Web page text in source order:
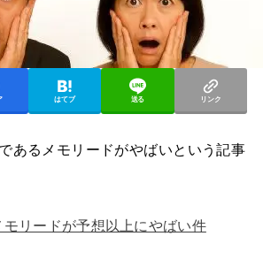
はてブ 送る リンク
あるメモリードがやばいという記事
モリードが予想以上にやばい件